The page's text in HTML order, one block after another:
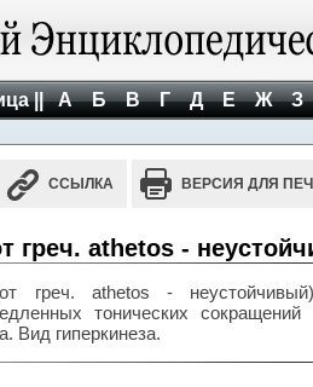
|| А Б В Г Д Е Ж З
ССЫЛКА ВЕРСИЯ ДЛЯ
греч. athetos -
греч. athetos -
тонических
Вид гиперкинеза.